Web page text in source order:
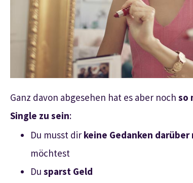
Ganz davon abgesehen hat es aber noch so
Single zu sein:
Du musst dir keine Gedanken
möchtest
Du sparst Geld